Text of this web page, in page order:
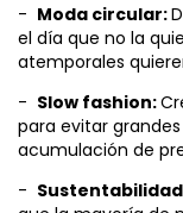
- Moda circular:
el día que no la
atemporales
- Slow fashion:
para evitar
acumulación de
-